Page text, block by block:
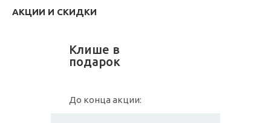
АКЦИИ И СКИДКИ
Клише в
подарок
До конца акции: